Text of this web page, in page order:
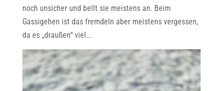
noch unsicher und bellt sie meistens an. Beim
Gassigehen ist das fremdeln aber meistens vergessen,
da es „draußen“ viel...